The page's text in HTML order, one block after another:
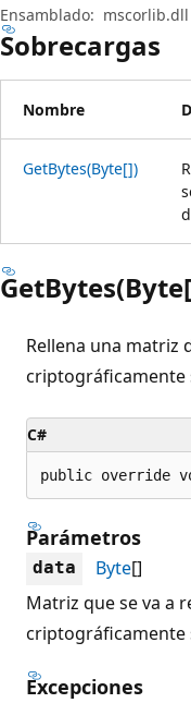
Ensamblado: mscorlib.dll
Sobrecargas
Nombre
GetBytes(Byte[])
Rellena una matriz
criptográficamente
C#
public override
Parámetros
data Byte[]
Matriz que se va a
criptográficamente
Excepciones